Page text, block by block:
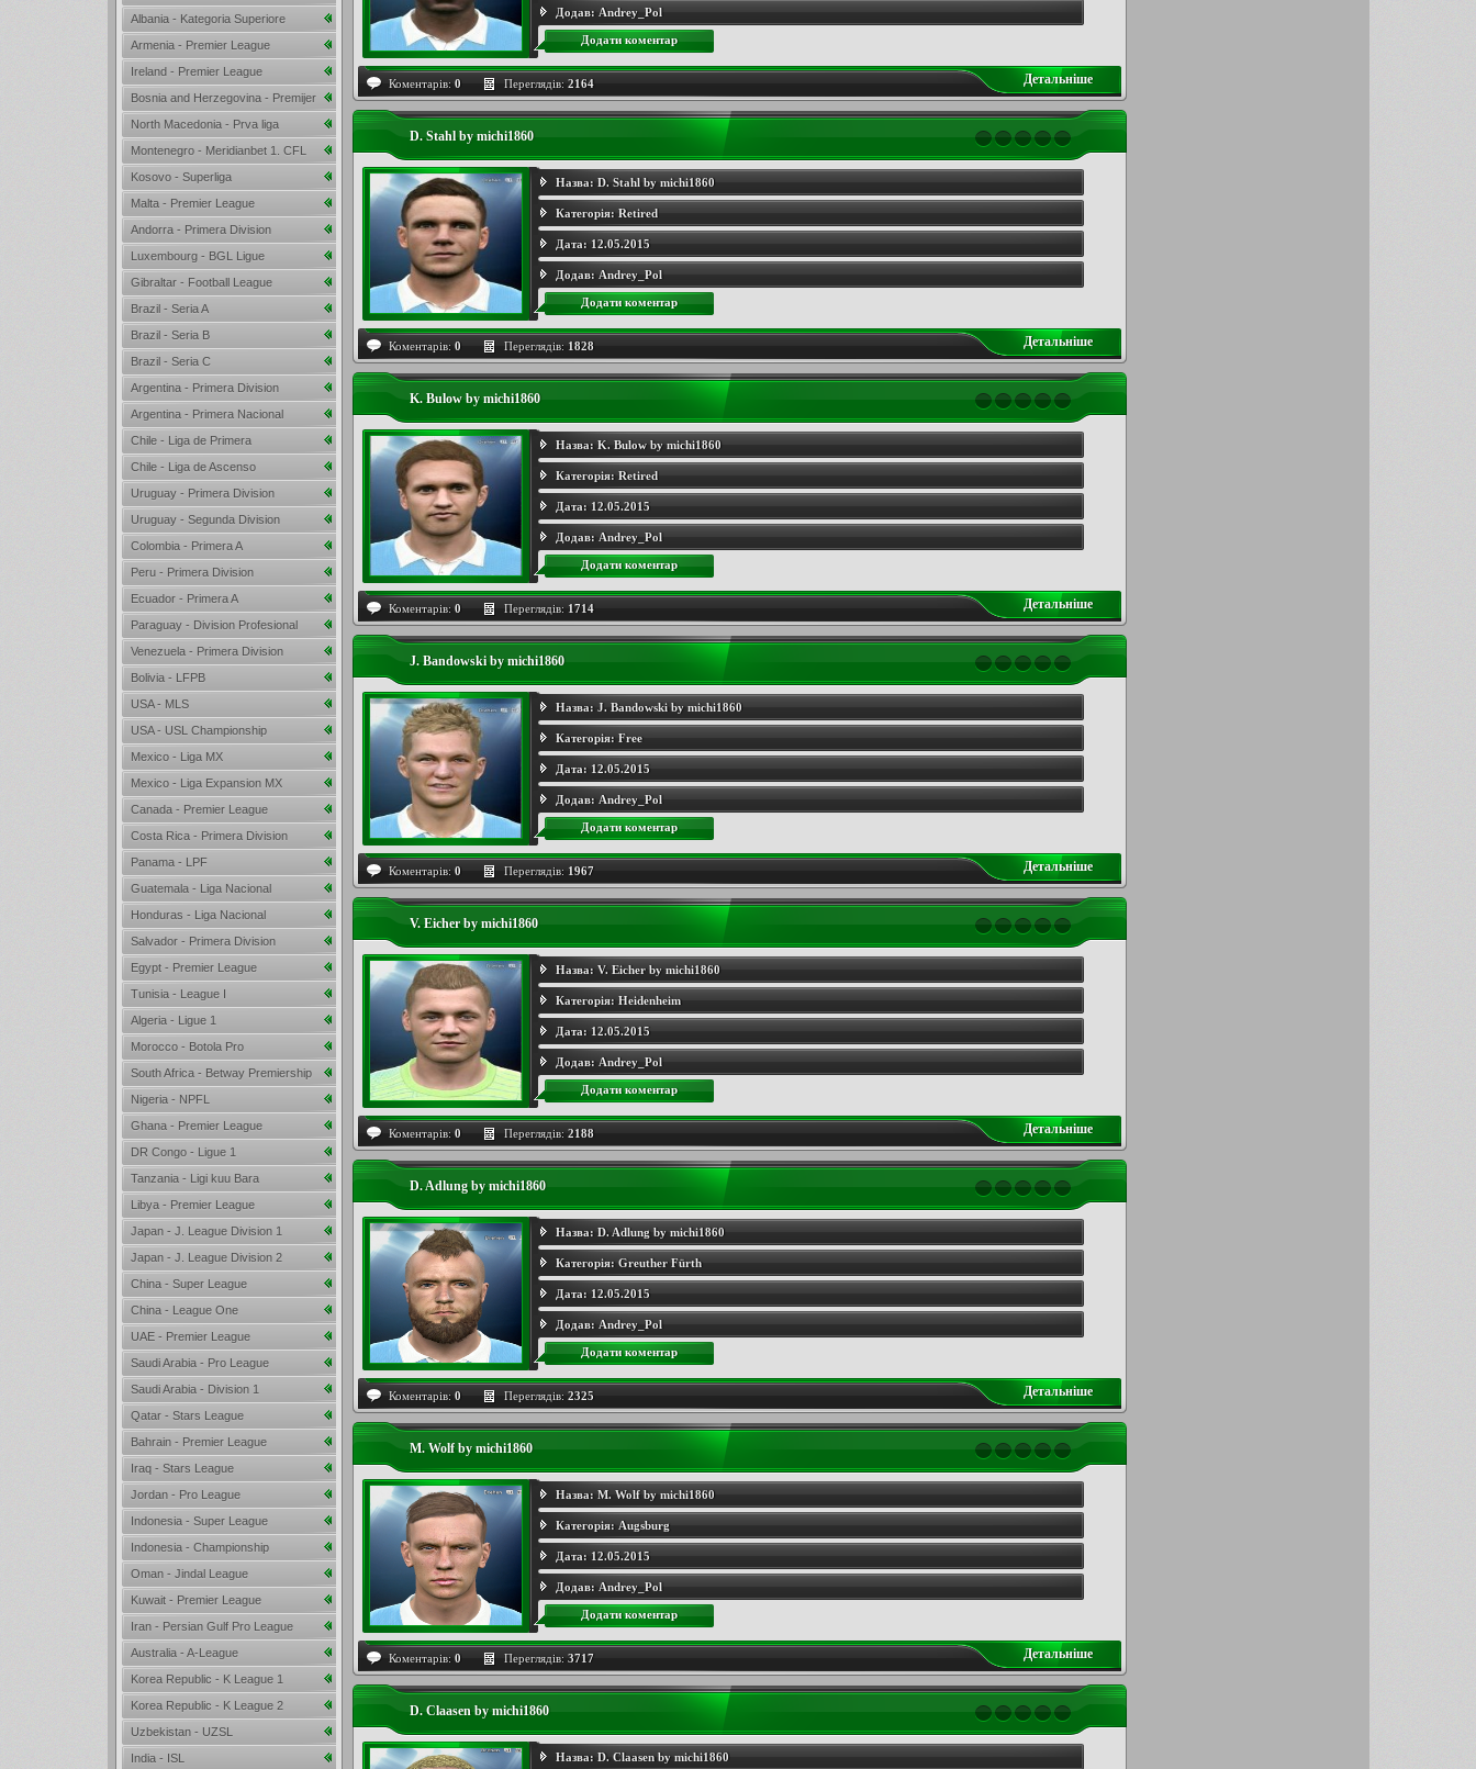
Додав: Andrey_Pol
Додати коментар
Коментарів: 0 Переглядів: 2164 Детальнiше
D. Stahl by michi1860
Назва: D. Stahl by michi1860
Категорія: Retired
Дата: 12.05.2015
Додав: Andrey_Pol
Додати коментар
Коментарів: 0 Переглядів: 1828 Детальнiше
K. Bulow by michi1860
Назва: K. Bulow by michi1860
Категорія: Retired
Дата: 12.05.2015
Додав: Andrey_Pol
Додати коментар
Коментарів: 0 Переглядів: 1714 Детальнiше
J. Bandowski by michi1860
Назва: J. Bandowski by michi1860
Категорія: Free
Дата: 12.05.2015
Додав: Andrey_Pol
Додати коментар
Коментарів: 0 Переглядів: 1967 Детальнiше
V. Eicher by michi1860
Назва: V. Eicher by michi1860
Категорія: Heidenheim
Дата: 12.05.2015
Додав: Andrey_Pol
Додати коментар
Коментарів: 0 Переглядів: 2188 Детальнiше
D. Adlung by michi1860
Назва: D. Adlung by michi1860
Категорія: Greuther Fürth
Дата: 12.05.2015
Додав: Andrey_Pol
Додати коментар
Коментарів: 0 Переглядів: 2325 Детальнiше
M. Wolf by michi1860
Назва: M. Wolf by michi1860
Категорія: Augsburg
Дата: 12.05.2015
Додав: Andrey_Pol
Додати коментар
Коментарів: 0 Переглядів: 3717 Детальнiше
D. Claasen by michi1860
Назва: D. Claasen by michi1860
Albania - Kategoria Superiore
Armenia - Premier League
Ireland - Premier League
Bosnia and Herzegovina - Premijer
Liga
North Macedonia - Prva liga
Montenegro - Meridianbet 1. CFL
Kosovo - Superliga
Malta - Premier League
Andorra - Primera Division
Luxembourg - BGL Ligue
Gibraltar - Football League
Brazil - Seria A
Brazil - Seria B
Brazil - Seria C
Argentina - Primera Division
Argentina - Primera Nacional
Chile - Liga de Primera
Chile - Liga de Ascenso
Uruguay - Primera Division
Uruguay - Segunda Division
Colombia - Primera A
Peru - Primera Division
Ecuador - Primera A
Paraguay - Division Profesional
Venezuela - Primera Division
Bolivia - LFPB
USA - MLS
USA - USL Championship
Mexico - Liga MX
Mexico - Liga Expansion MX
Canada - Premier League
Costa Rica - Primera Division
Panama - LPF
Guatemala - Liga Nacional
Honduras - Liga Nacional
Salvador - Primera Division
Egypt - Premier League
Tunisia - League I
Algeria - Ligue 1
Morocco - Botola Pro
South Africa - Betway Premiership
Nigeria - NPFL
Ghana - Premier League
DR Congo - Ligue 1
Tanzania - Ligi kuu Bara
Libya - Premier League
Japan - J. League Division 1
Japan - J. League Division 2
China - Super League
China - League One
UAE - Premier League
Saudi Arabia - Pro League
Saudi Arabia - Division 1
Qatar - Stars League
Bahrain - Premier League
Iraq - Stars League
Jordan - Pro League
Indonesia - Super League
Indonesia - Championship
Oman - Jindal League
Kuwait - Premier League
Iran - Persian Gulf Pro League
Australia - A-League
Korea Republic - K League 1
Korea Republic - K League 2
Uzbekistan - UZSL
India - ISL